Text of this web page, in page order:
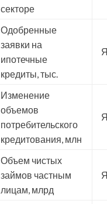
секторе
Одобренные
заявки на
ипотечные
кредиты, тыс.
Изменение
объемов
потребительского
кредитования, млн
Объем чистых
займов частным
лицам, млрд